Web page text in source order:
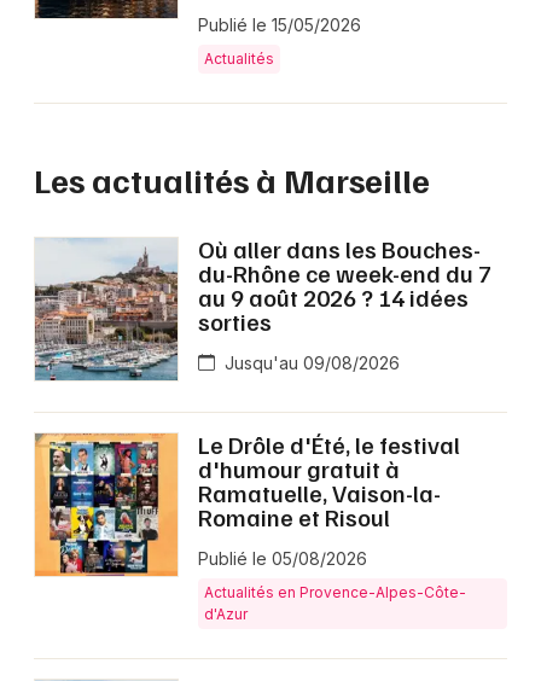
Publié le 15/05/2026
Actualités
Les actualités à Marseille
Où aller dans les Bouches-
du-Rhône ce week-end du 7
au 9 août 2026 ? 14 idées
sorties
Jusqu'au 09/08/2026
Le Drôle d'Été, le festival
d'humour gratuit à
Ramatuelle, Vaison-la-
Romaine et Risoul
Publié le 05/08/2026
Actualités en Provence-Alpes-Côte-
d'Azur